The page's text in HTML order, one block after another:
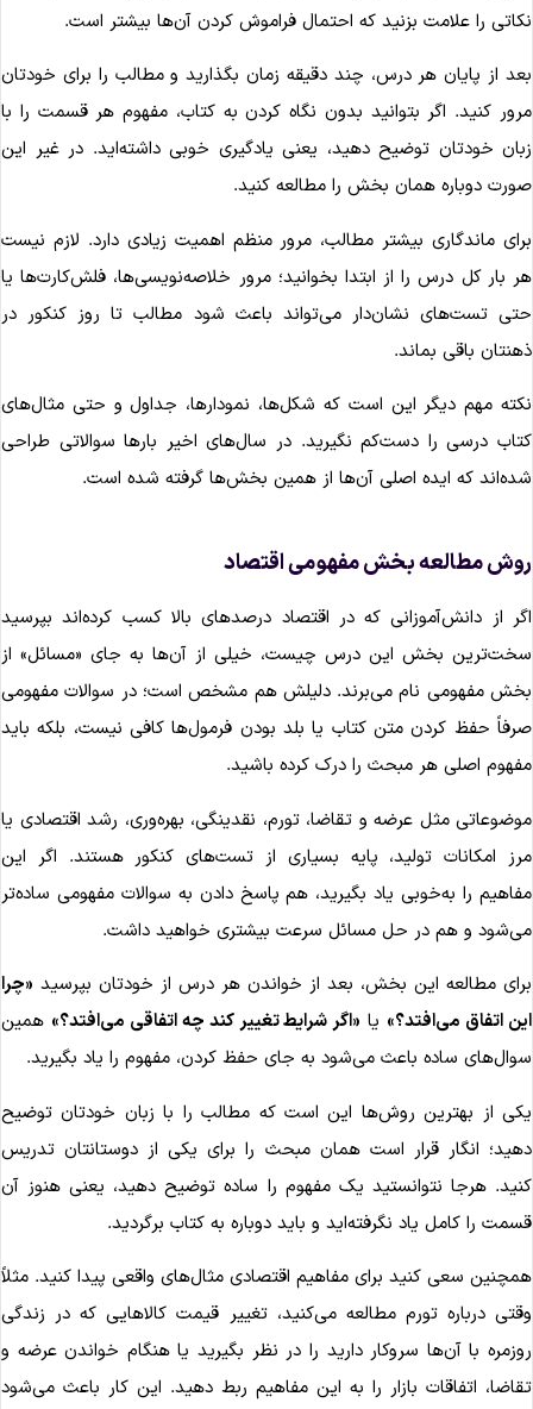
را علامت بزنید که احتمال فراموش کردن آن‌ها بیشتر است.
از پایان هر درس، چند دقیقه زمان بگذارید و مطالب را برای خودتان
کنید. اگر بتوانید بدون نگاه کردن به کتاب، مفهوم هر قسمت را با
خودتان توضیح دهید، یعنی یادگیری خوبی داشته‌اید. در غیر این
دوباره همان بخش را مطالعه کنید.
ماندگاری بیشتر مطالب، مرور منظم اهمیت زیادی دارد. لازم نیست
بار کل درس را از ابتدا بخوانید؛ مرور خلاصه‌نویسی‌ها، فلش‌کارت‌ها یا
تست‌های نشان‌دار می‌تواند باعث شود مطالب تا روز کنکور در
باقی بماند.
مهم دیگر این است که شکل‌ها، نمودارها، جداول و حتی مثال‌های
درسی را دست‌کم نگیرید. در سال‌های اخیر بارها سوالاتی طراحی
که ایده اصلی آن‌ها از همین بخش‌ها گرفته شده است.
مطالعه بخش مفهومی اقتصاد
از دانش‌آموزانی که در اقتصاد درصدهای بالا کسب کرده‌اند بپرسید
بخش این درس چیست، خیلی از آن‌ها به جای «مسائل» از
مفهومی نام می‌برند. دلیلش هم مشخص است؛ در سوالات مفهومی
حفظ کردن متن کتاب یا بلد بودن فرمول‌ها کافی نیست، بلکه باید
اصلی هر مبحث را درک کرده باشید.
مثل عرضه و تقاضا، تورم، نقدینگی، بهره‌وری، رشد اقتصادی یا
امکانات تولید، پایه بسیاری از تست‌های کنکور هستند. اگر این
را به‌خوبی یاد بگیرید، هم پاسخ دادن به سوالات مفهومی ساده‌تر
و هم در حل مسائل سرعت بیشتری خواهید داشت.
مطالعه این بخش، بعد از خواندن هر درس از خودتان بپرسید «چرا
اتفاق می‌افتد؟»یا «اگر شرایط تغییر کند چه اتفاقی می‌افتد؟»همین
ساده باعث می‌شود به جای حفظ کردن، مفهوم را یاد بگیرید.
از بهترین روش‌ها این است که مطالب را با زبان خودتان توضیح
انگار قرار است همان مبحث را برای یکی از دوستانتان تدریس
هرجا نتوانستید یک مفهوم را ساده توضیح دهید، یعنی هنوز آن
را کامل یاد نگرفته‌اید و باید دوباره به کتاب برگردید.
سعی کنید برای مفاهیم اقتصادی مثال‌های واقعی پیدا کنید. مثلاً
درباره تورم مطالعه می‌کنید، تغییر قیمت کالاهایی که در زندگی
با آن‌ها سروکار دارید را در نظر بگیرید یا هنگام خواندن عرضه و
اتفاقات بازار را به این مفاهیم ربط دهید. این کار باعث می‌شود